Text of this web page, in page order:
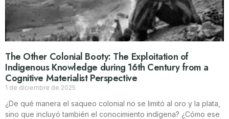
The Other Colonial Booty: The Exploitation of
Indigenous Knowledge during 16th Century from a
Cognitive Materialist Perspective
1 de diciembre de 2025
¿De qué manera el saqueo colonial no se limitó al oro y la plata,
sino que incluyó también el conocimiento indígena? ¿Cómo ese